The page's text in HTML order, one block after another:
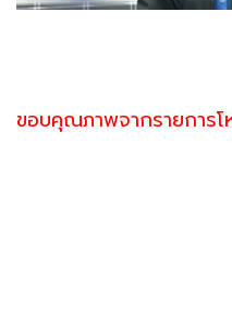
ขอบคุณภาพจากรายการโ